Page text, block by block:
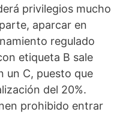
privilegios mucho
aparcar en
regulado
etiqueta B sale
un C, puesto que
del 20%.
prohibido entrar